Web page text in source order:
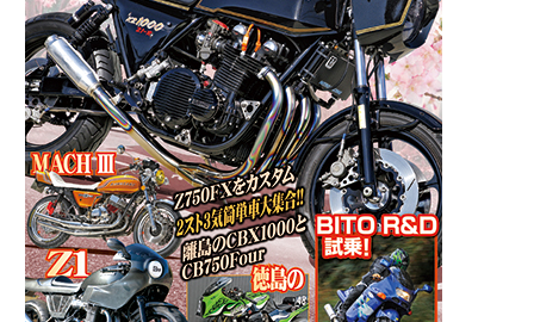
ス
バ
イ
ク
2020
年
春
号
3/28
発
売